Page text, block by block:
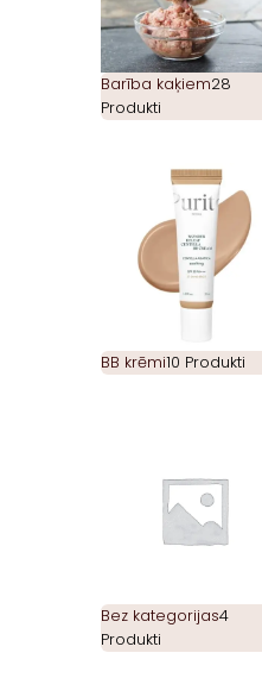
Barība kaķiem28
Produkti
BB krēmi10 Produkti
Bez kategorijas4
Produkti